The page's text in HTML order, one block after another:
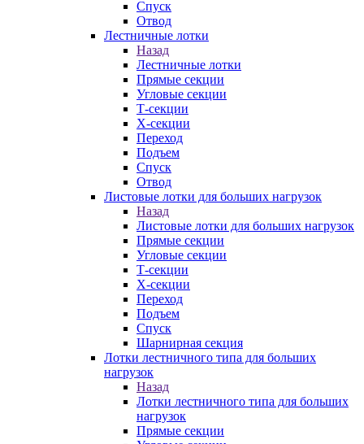
Спуск
Отвод
Лестничные лотки
Назад
Лестничные лотки
Прямые секции
Угловые секции
Т-секции
Х-секции
Переход
Подъем
Спуск
Отвод
Листовые лотки для больших нагрузок
Назад
Листовые лотки для больших нагрузок
Прямые секции
Угловые секции
Т-секции
Х-секции
Переход
Подъем
Спуск
Шарнирная секция
Лотки лестничного типа для больших
нагрузок
Назад
Лотки лестничного типа для больших
нагрузок
Прямые секции